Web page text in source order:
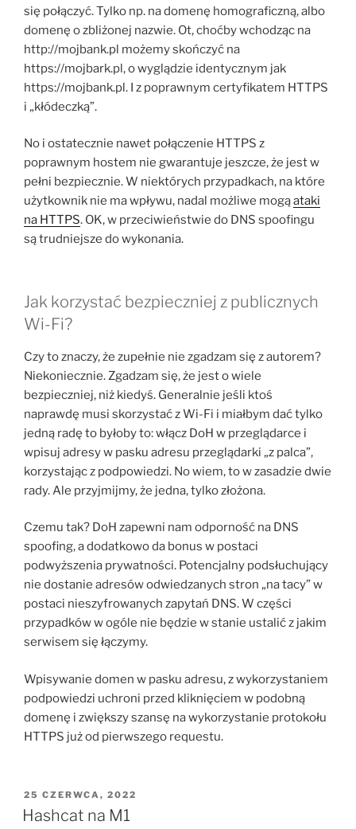
się połączyć. Tylko np. na domenę homograficzną, albo
domenę o zbliżonej nazwie. Ot, choćby wchodząc na
http://mojbank.pl możemy skończyć na
https://mojbark.pl, o wyglądzie identycznym jak
https://mojbank.pl. I z poprawnym certyfikatem HTTPS
i „kłódeczką”.
No i ostatecznie nawet połączenie HTTPS z
poprawnym hostem nie gwarantuje jeszcze, że jest w
pełni bezpiecznie. W niektórych przypadkach, na które
użytkownik nie ma wpływu, nadal możliwe mogąataki
na HTTPS. OK, w przeciwieństwie do DNS spoofingu
są trudniejsze do wykonania.
Jak korzystać bezpieczniej z publicznych
Wi-Fi?
Czy to znaczy, że zupełnie nie zgadzam się z autorem?
Niekoniecznie. Zgadzam się, że jest o wiele
bezpieczniej, niż kiedyś. Generalnie jeśli ktoś
naprawdę musi skorzystać z Wi-Fi i miałbym dać tylko
jedną radę to byłoby to: włącz DoH w przeglądarce i
wpisuj adresy w pasku adresu przeglądarki „z palca”,
korzystając z podpowiedzi. No wiem, to w zasadzie dwie
rady. Ale przyjmijmy, że jedna, tylko złożona.
Czemu tak? DoH zapewni nam odporność na DNS
spoofing, a dodatkowo da bonus w postaci
podwyższenia prywatności. Potencjalny podsłuchujący
nie dostanie adresów odwiedzanych stron „na tacy” w
postaci nieszyfrowanych zapytań DNS. W części
przypadków w ogóle nie będzie w stanie ustalić z jakim
serwisem się łączymy.
Wpisywanie domen w pasku adresu, z wykorzystaniem
podpowiedzi uchroni przed kliknięciem w podobną
domenę i zwiększy szansę na wykorzystanie protokołu
HTTPS już od pierwszego requestu.
OPUBLIKOWANE
W
25 CZERWCA, 2022
Hashcat na M1